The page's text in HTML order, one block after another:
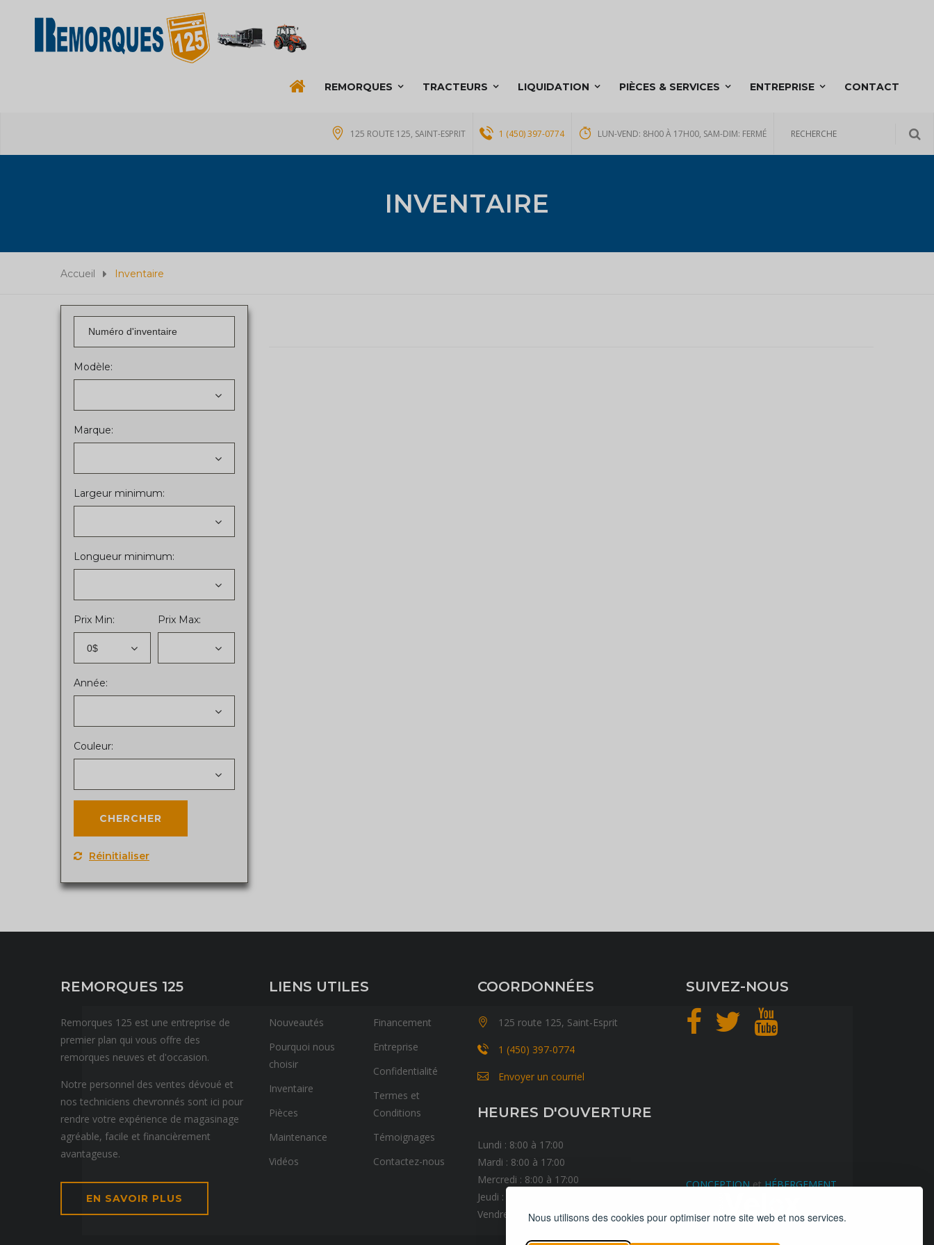
Nous utilisons des cookies pour optimiser notre site web et nos services.
REMORQUES TRACTEURS LIQUIDATION PIÈCES & SERVICES ENTREPRISE CONTACT
125 ROUTE 125, SAINT-ESPRIT 1 (450) 397-0774 LUN-VEND: 8H00 À 17H00, SAM-DIM: FERMÉ
INVENTAIRE
Accueil Inventaire
Modèle:
Marque:
Largeur minimum:
Longueur minimum:
Prix Min:
0$
Prix Max:
Année:
Couleur:
Réinitialiser
REMORQUES 125
Remorques 125 est une entreprise de
premier plan qui vous offre des
remorques neuves et d'occasion.
Notre personnel des ventes dévoué et
nos techniciens chevronnés sont ici pour
rendre votre expérience de magasinage
agréable, facile et financièrement
avantageuse.
EN SAVOIR PLUS
LIENS UTILES
Nouveautés
Pourquoi nous
choisir
Inventaire
Pièces
Maintenance
Vidéos
Financement
Entreprise
Confidentialité
Termes et
Conditions
Témoignages
Contactez-nous
COORDONNÉES
125 route 125, Saint-Esprit
1 (450) 397-0774
Envoyer un courriel
HEURES D'OUVERTURE
Lundi : 8:00 à 17:00
Mardi : 8:00 à 17:00
Mercredi : 8:00 à 17:00
Jeudi : 8:00 à 17:00
Vendredi : 8:00 à 17:00
SUIVEZ-NOUS
CONCEPTIONetHÉBERGEMENT